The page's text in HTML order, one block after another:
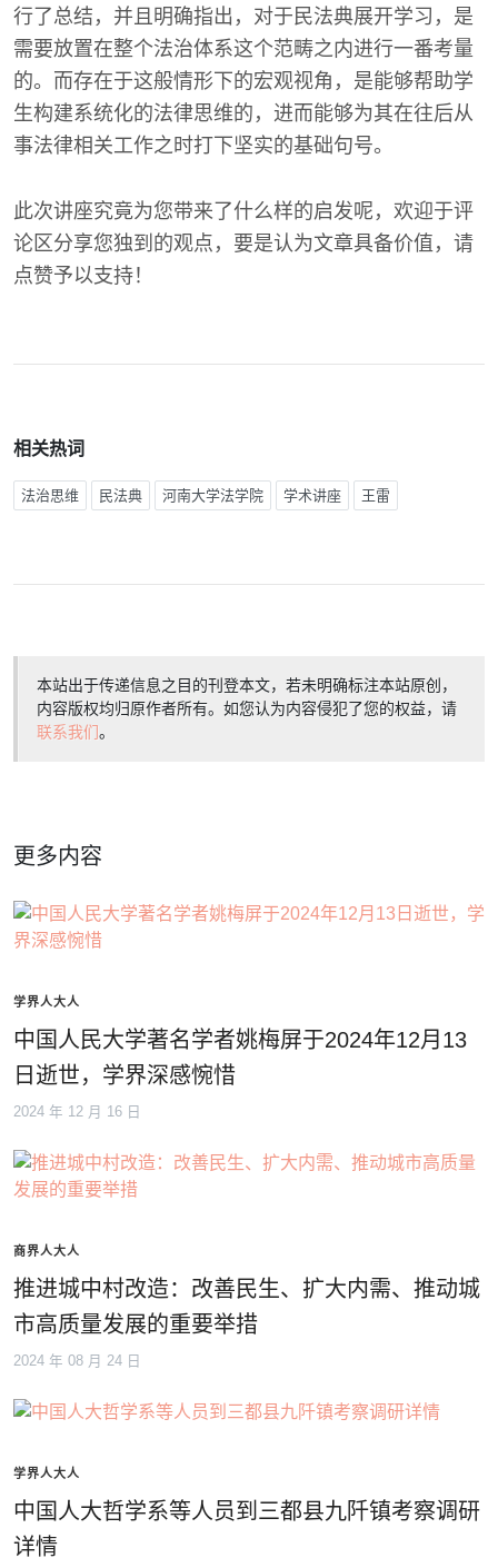
行了总结，并且明确指出，对于民法典展开学习，是
需要放置在整个法治体系这个范畴之内进行一番考量
的。而存在于这般情形下的宏观视角，是能够帮助学
生构建系统化的法律思维的，进而能够为其在往后从
事法律相关工作之时打下坚实的基础句号。
此次讲座究竟为您带来了什么样的启发呢，欢迎于评
论区分享您独到的观点，要是认为文章具备价值，请
点赞予以支持！
相关热词
法治思维 民法典 河南大学法学院 学术讲座 王雷
本站出于传递信息之目的刊登本文，若未明确标注本站原创，
内容版权均归原作者所有。如您认为内容侵犯了您的权益，请
联系我们。
更多内容
学界人大人
中国人民大学著名学者姚梅屏于2024年12月13
日逝世，学界深感惋惜
2024 年 12 月 16 日
商界人大人
推进城中村改造：改善民生、扩大内需、推动城
市高质量发展的重要举措
2024 年 08 月 24 日
学界人大人
中国人大哲学系等人员到三都县九阡镇考察调研
详情